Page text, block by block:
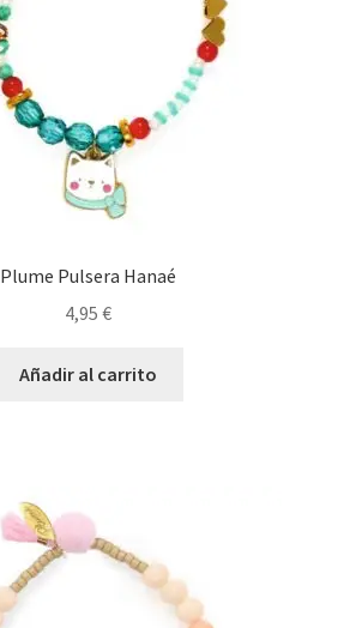
Plume Pulsera Hanaé
4,95 €
Añadir al carrito